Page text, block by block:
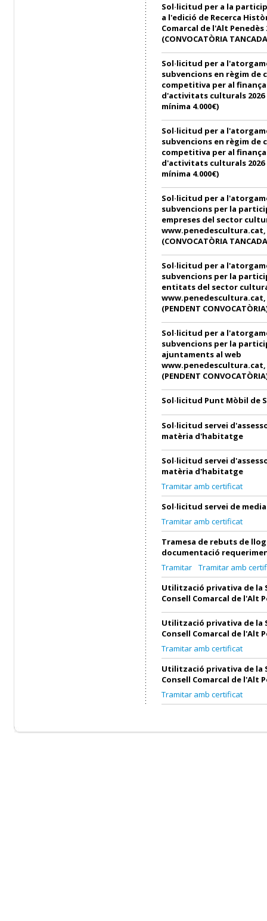
Sol·licitud per a la
a l'edició de Recerca
Comarcal de l'Alt Penedès
(CONVOCATÒRIA
Sol·licitud per a
subvencions en règim de
competitiva per al
d'activitats culturals 2026
mínima 4.000€)
Sol·licitud per a
subvencions en règim de
competitiva per al
d'activitats culturals 2026
mínima 4.000€)
Sol·licitud per a
subvencions per la
empreses del sector
www.penedescultura.cat,
(CONVOCATÒRIA
Sol·licitud per a
subvencions per la
entitats del sector
www.penedescultura.cat,
(PENDENT
Sol·licitud per a
subvencions per la
ajuntaments al web
www.penedescultura.cat,
(PENDENT
Sol·licitud Punt Mòbil de
Sol·licitud servei
matèria d'habitatge
Sol·licitud servei
matèria d'habitatge
Tramitar amb certificat
Sol·licitud servei de
Tramitar amb certificat
Tramesa de rebuts de
documentació
Tramitar
Tramitar amb
Utilització privativa de la
Consell Comarcal de l'Alt
Utilització privativa de la
Consell Comarcal de l'Alt
Tramitar amb certificat
Utilització privativa de la
Consell Comarcal de l'Alt
Tramitar amb certificat